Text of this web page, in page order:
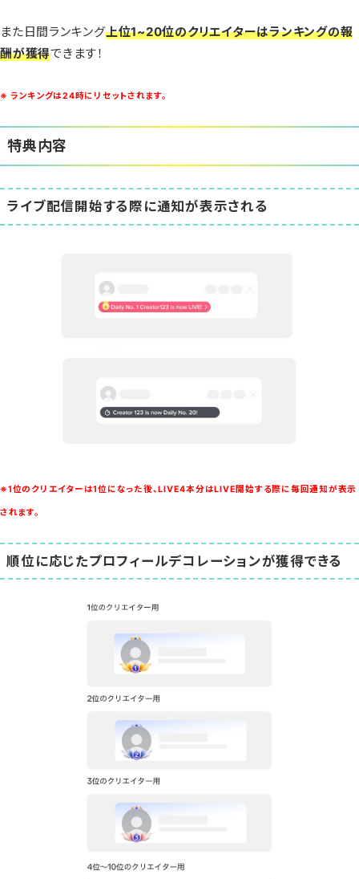
また日間ランキング上位1~20位のクリエイターはランキングの報
酬が獲得できます！
※ ランキングは24時にリセットされます。
特典内容
ライブ配信開始する際に通知が表示される
※1位のクリエイターは1位になった後、LIVE4本分はLIVE開始する際に毎回通知が表示
されます。
順位に応じたプロフィールデコレーションが獲得できる